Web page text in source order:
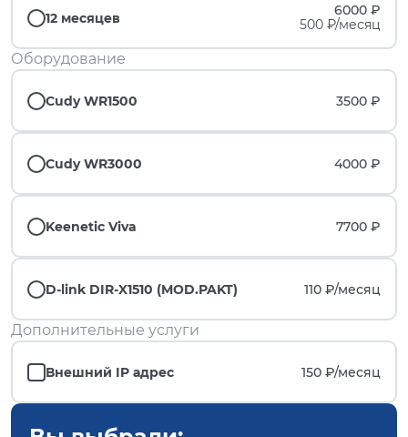
12 месяцев
6000 ₽
500 ₽/месяц
Оборудование
Cudy WR1500 3500 ₽
Cudy WR3000 4000 ₽
Keenetic Viva 7700 ₽
D-link DIR-X1510 (MOD.PAKT) 110 ₽/месяц
Дополнительные услуги
Внешний IP адрес 150 ₽/месяц